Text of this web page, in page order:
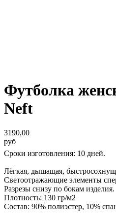
Футболка
Neft
3190,00
руб
Сроки изготовления: 10 дней.
Лёгкая, дышащая,
Светоотражающие элементы
Разрезы снизу по бокам изделия.
Плотность: 130 гр/м2
Состав: 90% полиэстер, 10%